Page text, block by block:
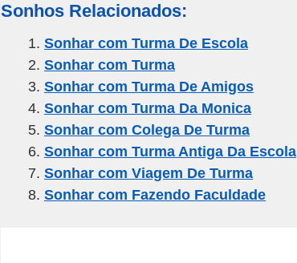
ail c
e
b
o
o
k
tt
er
e
gr
a
m
at
s
A
p
p
e
Sonhos Relacionados:
Sonhar com Turma De Escola
Sonhar com Turma
Sonhar com Turma De Amigos
Sonhar com Turma Da Monica
Sonhar com Colega De Turma
Sonhar com Turma Antiga Da Escola
Sonhar com Viagem De Turma
Sonhar com Fazendo Faculdade